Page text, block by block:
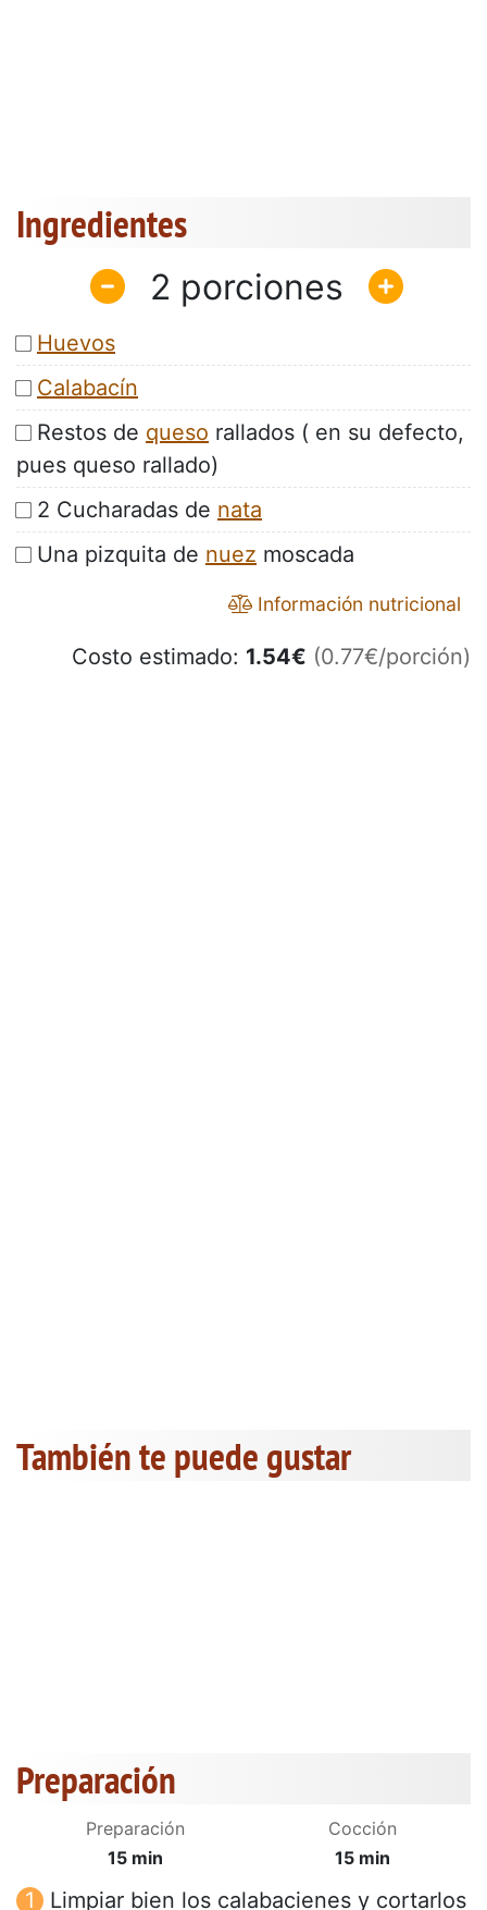
Ingredientes
2
Huevos
Calabacín
Restos de queso rallados ( en su defecto,
pues queso rallado)
2 Cucharadas de nata
Una pizquita de nuez moscada
Información nutricional
Costo estimado: 1.54€ (0.77€/porción)
También te puede gustar
Preparación
Preparación
15 min
Cocción
15 min
Limpiar bien los calabacienes y cortarlos